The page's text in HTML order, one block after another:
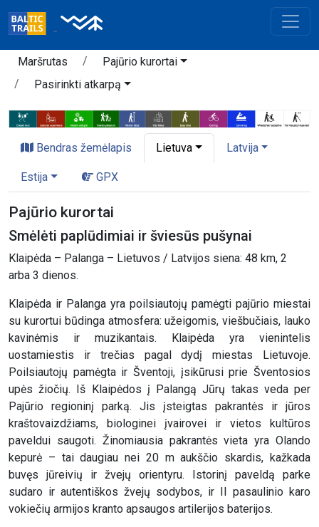
Maršrutas
Pajūrio kurortai
Pasirinkti atkarpą
Bendras žemėlapis Lietuva Latvija
Estija GPX
Pajūrio kurortai
Smėlėti paplūdimiai ir šviesūs pušynai
Klaipėda – Palanga – Lietuvos / Latvijos siena: 48 km, 2
arba 3 dienos.
Klaipėda ir Palanga yra poilsiautojų pamėgti pajūrio miestai
su kurortui būdinga atmosfera: užeigomis, viešbučiais, lauko
kavinėmis ir muzikantais. Klaipėda yra vienintelis
uostamiestis ir trečias pagal dydį miestas Lietuvoje.
Poilsiautojų pamėgta ir Šventoji, įsikūrusi prie Šventosios
upės žiočių. Iš Klaipėdos į Palangą Jūrų takas veda per
Pajūrio regioninį parką. Jis įsteigtas pakrantės ir jūros
kraštovaizdžiams, biologinei įvairovei ir vietos kultūros
paveldui saugoti. Žinomiausia pakrantės vieta yra Olando
kepurė – tai daugiau nei 20 m aukščio skardis, kažkada
buvęs jūreivių ir žvejų orientyru. Istorinį paveldą parke
sudaro ir autentiškos žvejų sodybos, ir II pasaulinio karo
vokiečių armijos kranto apsaugos artilerijos baterijos.